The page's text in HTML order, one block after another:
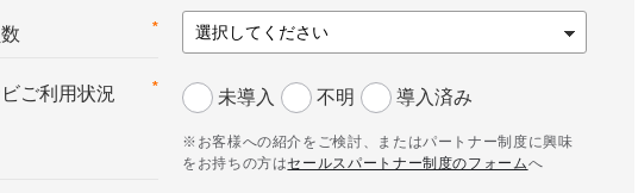
*
*
ご利用状況 未導入 不明 導入済み
※お客様への紹介をご検討、またはパートナー制度に興味
をお持ちの方はセールスパートナー制度のフォームへ